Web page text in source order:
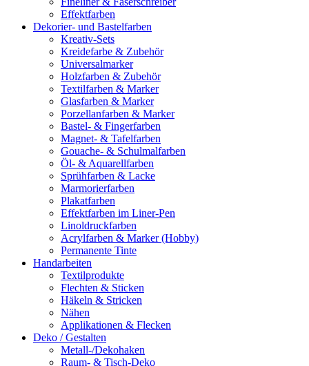
Effektfarben
Dekorier- und Bastelfarben
Kreativ-Sets
Kreidefarbe & Zubehör
Universalmarker
Holzfarben & Zubehör
Textilfarben & Marker
Glasfarben & Marker
Porzellanfarben & Marker
Bastel- & Fingerfarben
Magnet- & Tafelfarben
Gouache- & Schulmalfarben
Öl- & Aquarellfarben
Sprühfarben & Lacke
Marmorierfarben
Plakatfarben
Effektfarben im Liner-Pen
Linoldruckfarben
Acrylfarben & Marker (Hobby)
Permanente Tinte
Handarbeiten
Textilprodukte
Flechten & Sticken
Häkeln & Stricken
Nähen
Applikationen & Flecken
Deko / Gestalten
Metall-/Dekohaken
Raum- & Tisch-Deko